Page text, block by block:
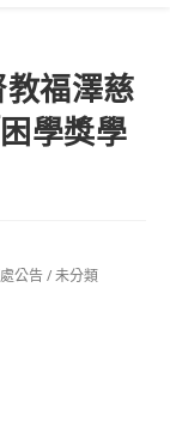
福澤慈
學獎學
公告/未分類